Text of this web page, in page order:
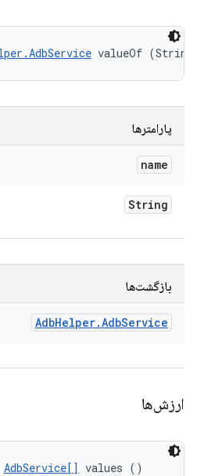
valueOf (String
پارامترها
name
String
بازگشت‌ها
AdbHelper.AdbService
ارزش‌ها
AdbService[] values ()